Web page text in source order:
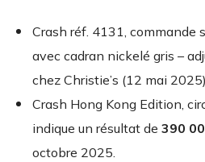
Crash réf. 4131, commande
avec cadran nickelé gris –
chez Christie’s (12 mai
Crash Hong Kong Edition,
indique un résultat de 390
octobre 2025.